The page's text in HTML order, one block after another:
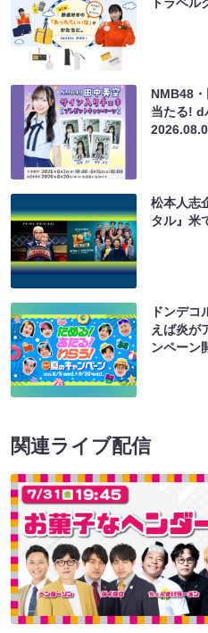
NMB48
当たる! d
松本人志
タル』米
ドンデコ
えば炎が
ンペーン
関連ライブ配信